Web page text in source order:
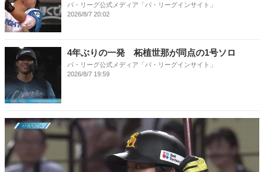
パ・リーグ公式メディア「パ・リーグインサイト」
2026/8/7 20:02
4年ぶりの一発 柘植世那が同点の1号ソロ
パ・リーグ公式メディア「パ・リーグインサイト」
2026/8/7 19:59